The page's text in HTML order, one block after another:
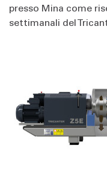
presso Mina come
settimanali del